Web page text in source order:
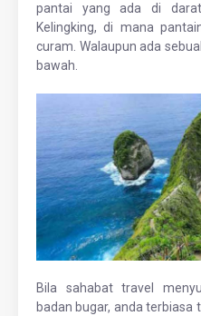
pantai yang ada di
Kelingking, di mana
curam. Walaupun ada
bawah.
Bila sahabat travel
badan bugar, anda terbiasa